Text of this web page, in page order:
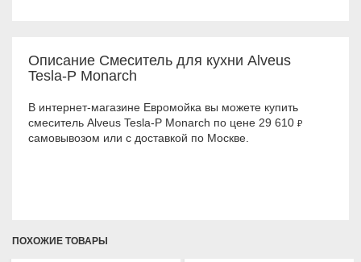
Описание Смеситель для кухни Alveus
Tesla-P Monarch
В интернет-магазине Евромойка вы можете купить
смеситель Alveus Tesla-P Monarch по цене 29 610 ₽
самовывозом или с доставкой по Москве.
ПОХОЖИЕ ТОВАРЫ